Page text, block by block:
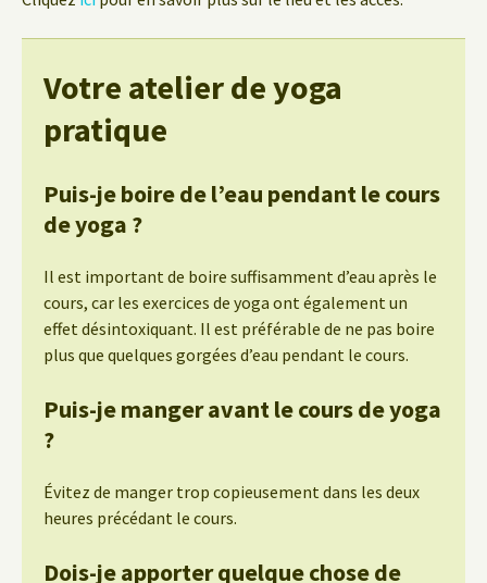
Votre atelier de yoga
pratique
Puis-je boire de l’eau pendant le cours
de yoga ?
Il est important de boire suffisamment d’eau après le
cours, car les exercices de yoga ont également un
effet désintoxiquant. Il est préférable de ne pas boire
plus que quelques gorgées d’eau pendant le cours.
Puis-je manger avant le cours de yoga
?
Évitez de manger trop copieusement dans les deux
heures précédant le cours.
Dois-je apporter quelque chose de